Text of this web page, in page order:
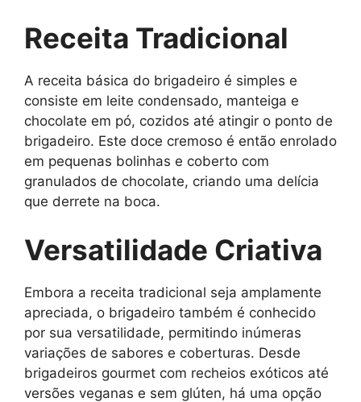
Receita Tradicional
A receita básica do brigadeiro é simples e
consiste em leite condensado, manteiga e
chocolate em pó, cozidos até atingir o ponto de
brigadeiro. Este doce cremoso é então enrolado
em pequenas bolinhas e coberto com
granulados de chocolate, criando uma delícia
que derrete na boca.
Versatilidade Criativa
Embora a receita tradicional seja amplamente
apreciada, o brigadeiro também é conhecido
por sua versatilidade, permitindo inúmeras
variações de sabores e coberturas. Desde
brigadeiros gourmet com recheios exóticos até
versões veganas e sem glúten, há uma opção